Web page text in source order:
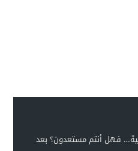
فهل أنتم مستعدون؟ بعد